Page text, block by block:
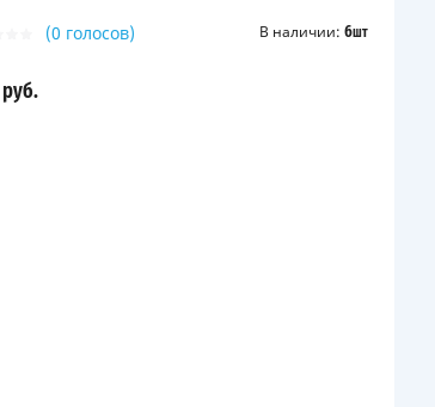
В наличии: 6шт
(0 голосов)
руб.